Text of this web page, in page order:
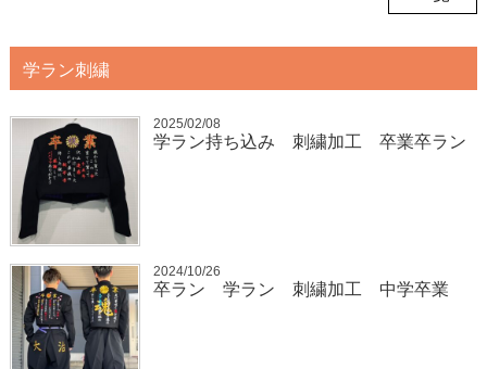
学ラン刺繍
2025/02/08
学ラン持ち込み 刺繍加工 卒業卒ラン
2024/10/26
卒ラン 学ラン 刺繍加工 中学卒業